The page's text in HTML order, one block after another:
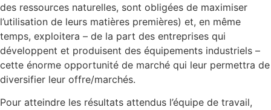
des ressources naturelles, sont obligées de maximiser
l’utilisation de leurs matières premières) et, en même
temps, exploitera – de la part des entreprises qui
développent et produisent des équipements industriels –
cette énorme opportunité de marché qui leur permettra de
diversifier leur offre/marchés.
Pour atteindre les résultats attendus l’équipe de travail,